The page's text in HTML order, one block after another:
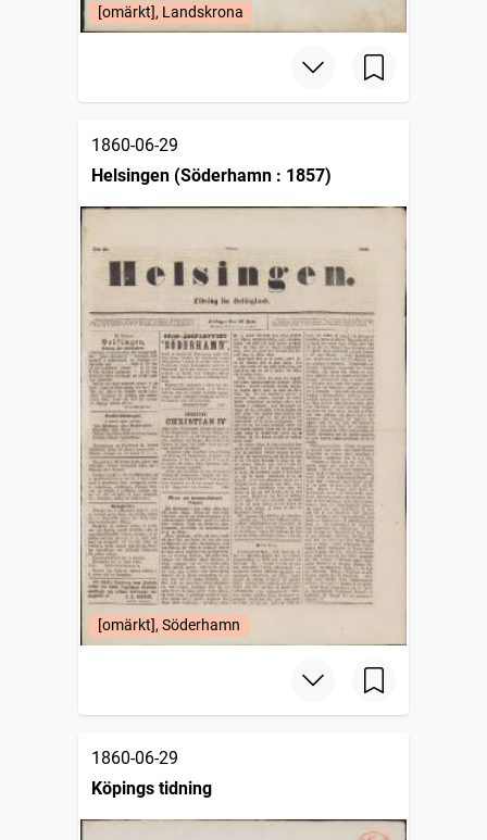
[omärkt], Landskrona
1860-06-29
Helsingen (Söderhamn : 1857)
[omärkt], Söderhamn
1860-06-29
Köpings tidning